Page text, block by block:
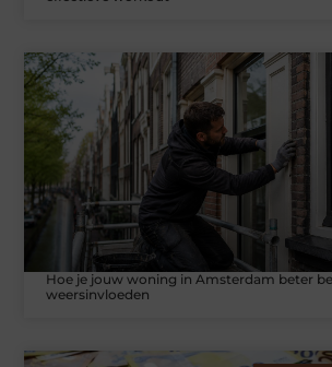
Hoe je jouw woning in Amsterdam beter
weersinvloeden